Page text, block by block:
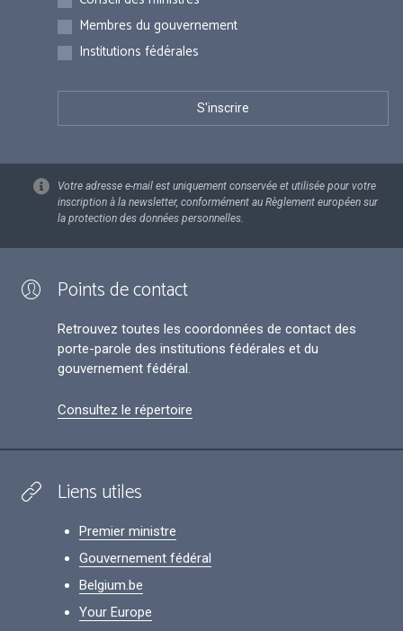
Membres du gouvernement
Institutions fédérales
Votre adresse e-mail est uniquement conservée et utilisée pour votre
inscription à la newsletter, conformément au Règlement européen sur
la protection des données personnelles.
Points de contact
Retrouvez toutes les coordonnées de contact des
porte-parole des institutions fédérales et du
gouvernement fédéral.
Consultez le répertoire
Liens utiles
Premier ministre
Gouvernement fédéral
Belgium.be
Your Europe